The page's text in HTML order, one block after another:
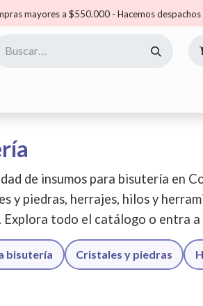
mayores a $550.000 - Hacemos
de insumos para bisutería en
y piedras, herrajes, hilos y
todo el catálogo o entra a
bisutería Cristales y piedras